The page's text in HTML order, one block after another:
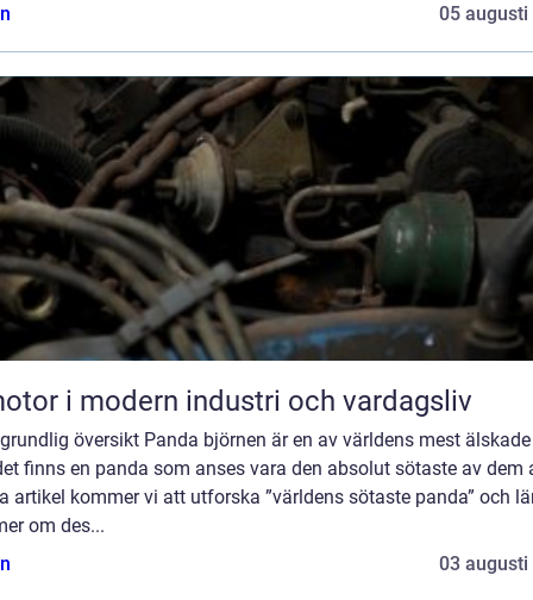
05 augusti
i modern industri och vardagsliv
översikt Panda björnen är en av världens mest älskade
finns en panda som anses vara den absolut sötaste av dem
artikel kommer vi att utforska ”världens sötaste panda” och
om des...
03 augusti